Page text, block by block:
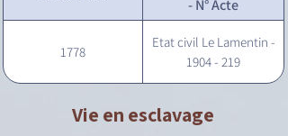
- N° Acte
1778
Etat civil Le Lamentin -
1904 - 219
Vie en esclavage